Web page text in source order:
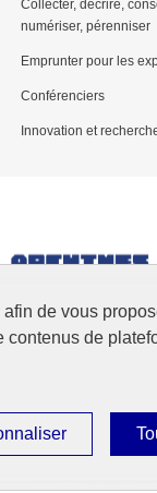
Collecter, décrire,
numériser, pérenniser
Emprunter pour les
Conférenciers
Innovation et
conforme
de vous
contenus de